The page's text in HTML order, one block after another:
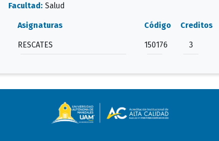
Facultad: Salud
Asignaturas Código Creditos
RESCATES 150176 3